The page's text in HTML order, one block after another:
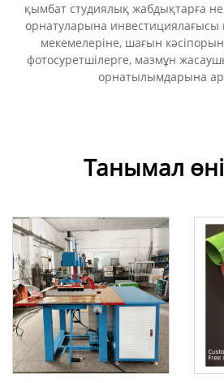
қымбат студиялық жабдықтарға
орнатуларына инвестициялағысы
мекемелеріне, шағын
фотосуретшілерге, мазмұн
орнатылымдарына
Танымал